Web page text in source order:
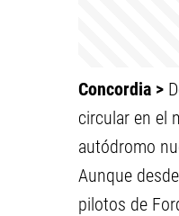
Concordia >
circular en el
autódromo
Aunque
pilotos de